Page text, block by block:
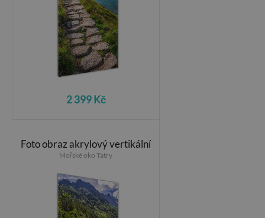
2 399 Kč
Foto obraz akrylový vertikální
Mořské oko Tatry